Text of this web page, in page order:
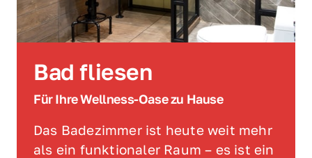
Bad fliesen
Für Ihre Wellness-Oase zu Hause
Das Badezimmer ist heute weit mehr
als ein funktionaler Raum – es ist ein